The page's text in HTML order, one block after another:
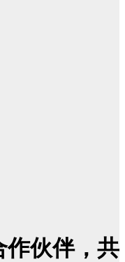
作伙伴，共